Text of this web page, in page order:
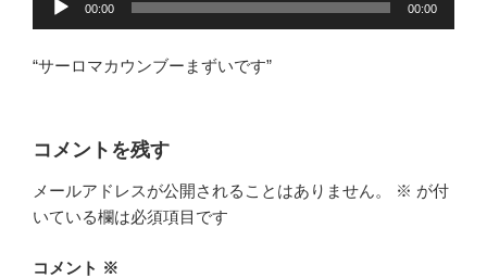
レ
ー
00:00 00:00
“サーロマカウンブーまずいです”
コメントを残す
メールアドレスが公開されることはありません。 ※ が付
いている欄は必須項目です
コメント ※